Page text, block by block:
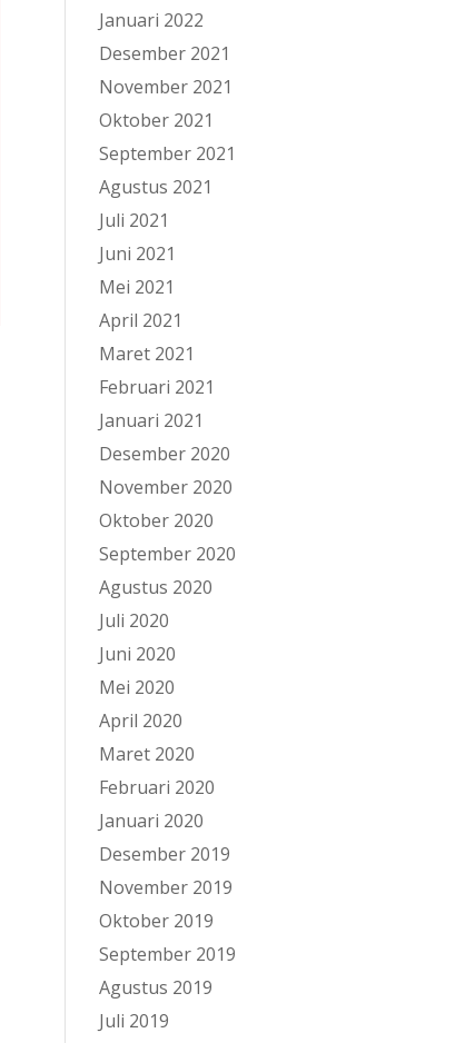
Januari 2022
Desember 2021
November 2021
Oktober 2021
September 2021
Agustus 2021
Juli 2021
Juni 2021
Mei 2021
April 2021
Maret 2021
Februari 2021
Januari 2021
Desember 2020
November 2020
Oktober 2020
September 2020
Agustus 2020
Juli 2020
Juni 2020
Mei 2020
April 2020
Maret 2020
Februari 2020
Januari 2020
Desember 2019
November 2019
Oktober 2019
September 2019
Agustus 2019
Juli 2019